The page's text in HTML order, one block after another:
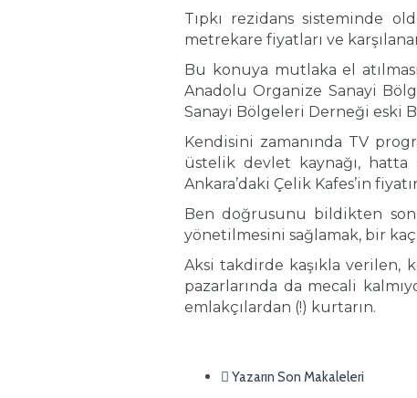
Tıpkı rezidans sisteminde
metrekare fiyatları ve
Bu konuya mutlaka el
Anadolu Organize Sanayi
Sanayi Bölgeleri Derneği eski
Kendisini zamanında TV
üstelik devlet kaynağı,
Ankara’daki Çelik Kafes’in
Ben doğrusunu bildikten
yönetilmesini sağlamak, bir
Aksi takdirde kaşıkla
pazarlarında da mecali
emlakçılardan (!) kurtarın.
Yazarın Son Makaleleri